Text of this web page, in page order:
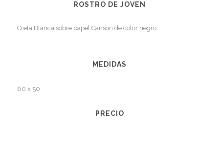
ROSTRO DE JOVEN
Creta Blanca sobre papel Canson de color negro
MEDIDAS
60 x 50
PRECIO